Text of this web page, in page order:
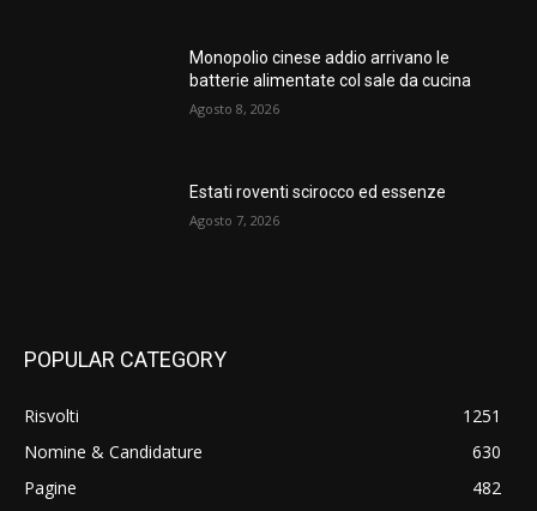
Monopolio cinese addio arrivano le
batterie alimentate col sale da cucina
Agosto 8, 2026
Estati roventi scirocco ed essenze
Agosto 7, 2026
POPULAR CATEGORY
Risvolti
1251
Nomine & Candidature
630
Pagine
482